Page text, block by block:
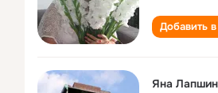
Добавить
Яна